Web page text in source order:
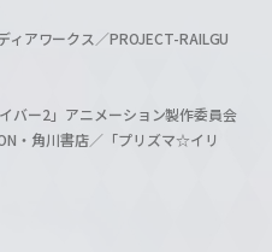
アワークス／PROJECT-RAILGU
ー2」アニメーション製作委員会
・角川書店／「プリズマ☆イリ